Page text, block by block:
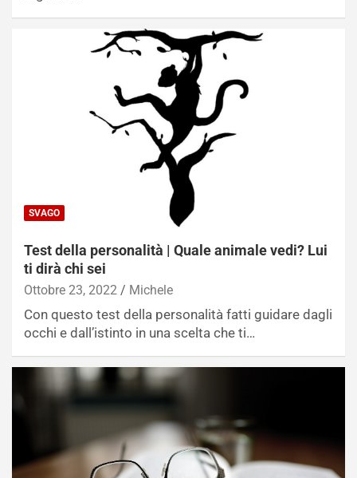
SVAGO
Test della personalità | Quale animale vedi? Lui
ti dirà chi sei
Ottobre 23, 2022 Michele
Con questo test della personalità fatti guidare dagli
occhi e dall’istinto in una scelta che ti…